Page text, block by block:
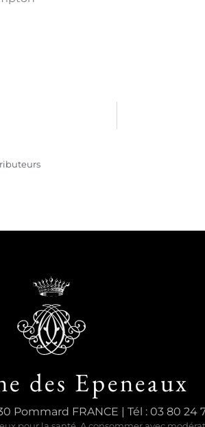
des Epeneaux
Pommard FRANCE | Tél : 03 80 24